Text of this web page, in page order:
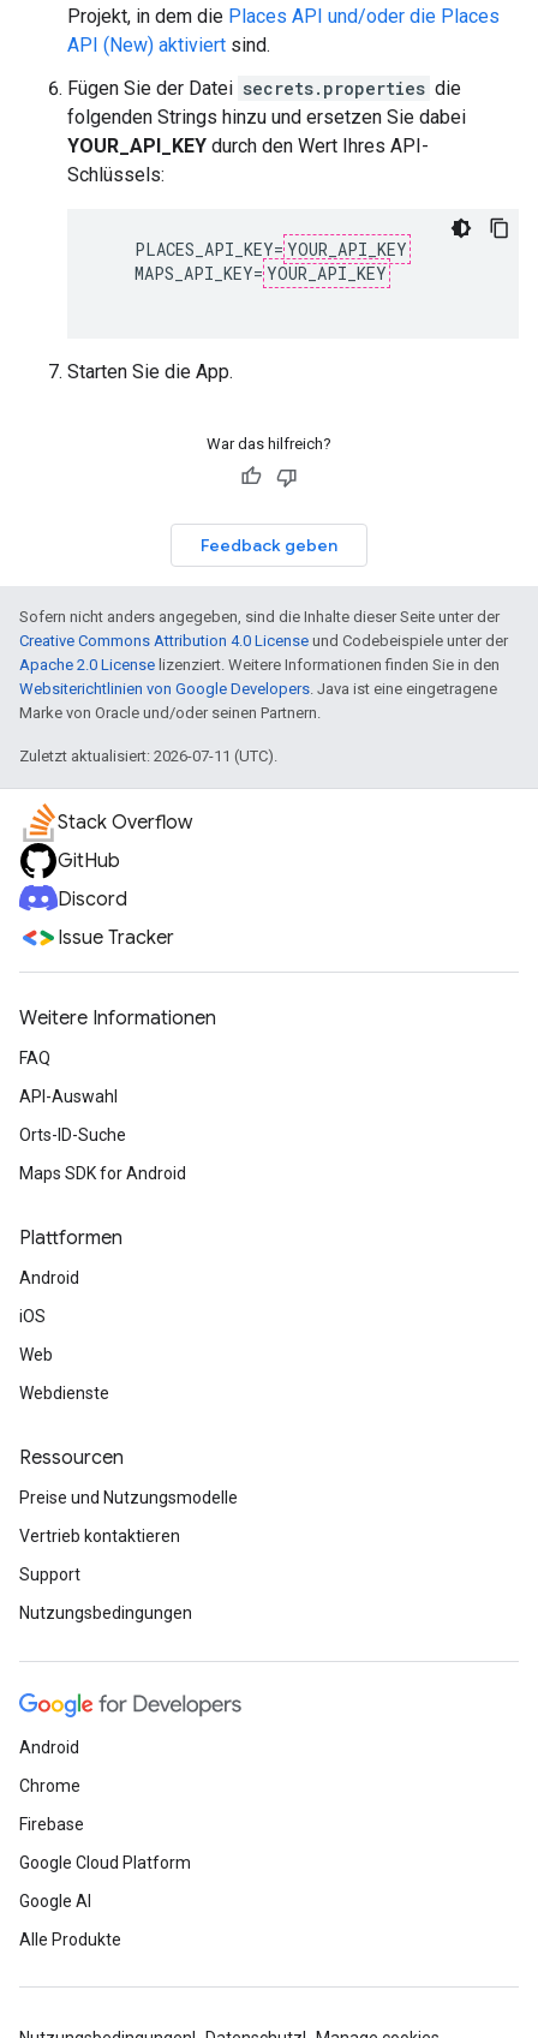
Projekt, in dem die Places API und/oder die Places
API (New) aktiviert sind.
Fügen Sie der Datei secrets.properties die
folgenden Strings hinzu und ersetzen Sie dabei
YOUR_API_KEY durch den Wert Ihres API-
Schlüssels:
    PLACES_API_KEY=
YOUR_API_KEY
    MAPS_API_KEY=
YOUR_API_KEY
Starten Sie die App.
War das hilfreich?
Feedback geben
Sofern nicht anders angegeben, sind die Inhalte dieser Seite unter der
Creative Commons Attribution 4.0 License und Codebeispiele unter der
Apache 2.0 License lizenziert. Weitere Informationen finden Sie in den
Websiterichtlinien von Google Developers. Java ist eine eingetragene
Marke von Oracle und/oder seinen Partnern.
Zuletzt aktualisiert: 2026-07-11 (UTC).
Stack Overflow
GitHub
Discord
Issue Tracker
Weitere Informationen
FAQ
API-Auswahl
Orts-ID-Suche
Maps SDK for Android
Plattformen
Android
iOS
Web
Webdienste
Ressourcen
Preise und Nutzungsmodelle
Vertrieb kontaktieren
Support
Nutzungsbedingungen
Android
Chrome
Firebase
Google Cloud Platform
Google AI
Alle Produkte